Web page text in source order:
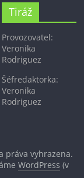
Tiráž
Provozovatel:
Veronika
Rodriguez
Šéfredaktorka:
Veronika
Rodriguez
práva vyhrazena.
WordPress (v